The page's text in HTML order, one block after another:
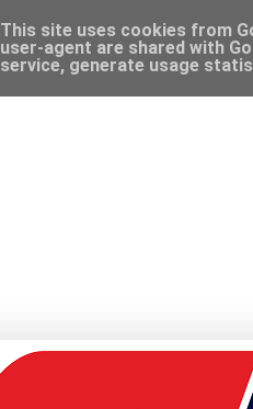
This site uses cookies from
user-agent are shared with
service, generate usage